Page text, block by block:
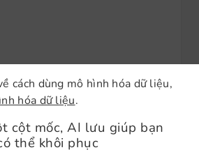
cách dùng mô hình hóa dữ liệu,
hóa dữ liệu.
cột mốc, AI lưu giúp bạn
thể khôi phục